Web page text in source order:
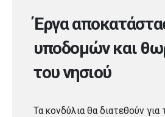
Έργα
υποδομών και
του νησιού
Τα κονδύλια θα διατεθούν για